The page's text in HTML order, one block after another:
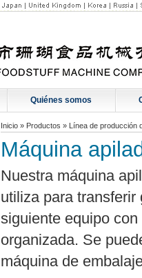
Quiénes somos
Inicio » Productos » Línea de producción
Máquina
Nuestra máquina
utiliza para transferir
siguiente equipo
organizada. Se
máquina de